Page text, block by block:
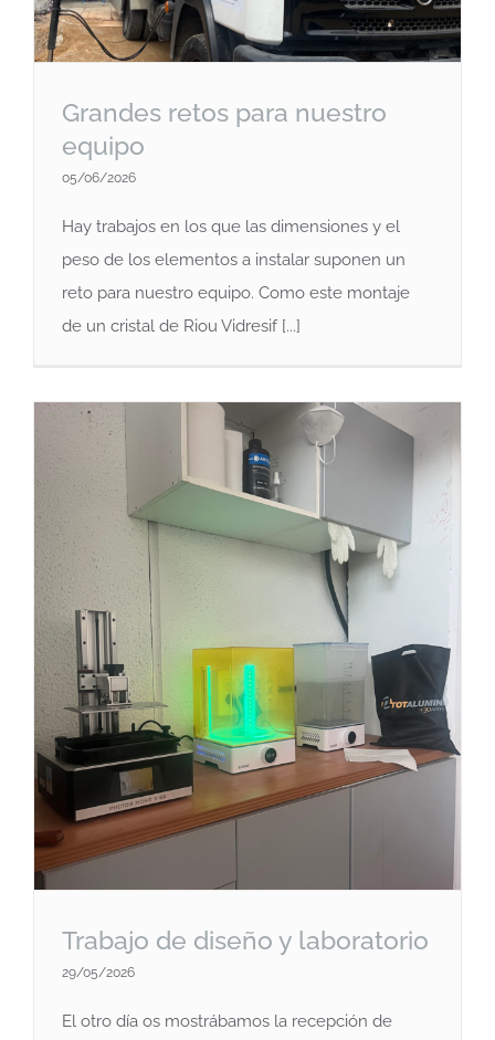
Grandes retos para nuestro
equipo
05/06/2026
Hay trabajos en los que las dimensiones y el
peso de los elementos a instalar suponen un
reto para nuestro equipo. Como este montaje
de un cristal de Riou Vidresif [...]
Trabajo de diseño y laboratorio
29/05/2026
El otro día os mostrábamos la recepción de